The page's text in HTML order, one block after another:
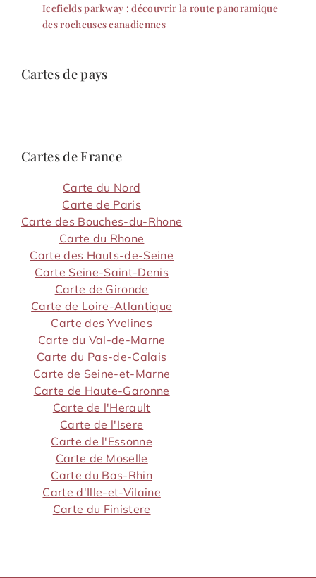
Icefields parkway : découvrir la route panoramique
des rocheuses canadiennes
Cartes de pays
Cartes de France
Carte du Nord
Carte de Paris
Carte des Bouches-du-Rhone
Carte du Rhone
Carte des Hauts-de-Seine
Carte Seine-Saint-Denis
Carte de Gironde
Carte de Loire-Atlantique
Carte des Yvelines
Carte du Val-de-Marne
Carte du Pas-de-Calais
Carte de Seine-et-Marne
Carte de Haute-Garonne
Carte de l'Herault
Carte de l'Isere
Carte de l'Essonne
Carte de Moselle
Carte du Bas-Rhin
Carte d'Ille-et-Vilaine
Carte du Finistere